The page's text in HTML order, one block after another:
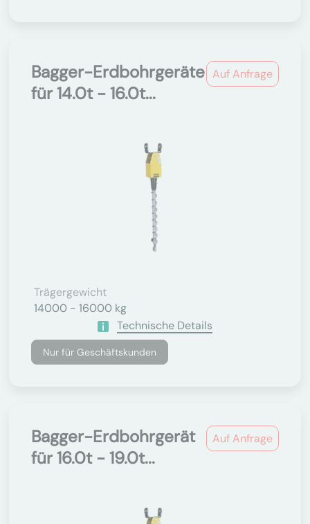
Auf Anfrage
Bagger-Erdbohrgeräte
für 14.0t - 16.0t...
Trägergewicht
14000 - 16000 kg
Technische Details
Nur für Geschäftskunden
Auf Anfrage
Bagger-Erdbohrgerät
für 16.0t - 19.0t...